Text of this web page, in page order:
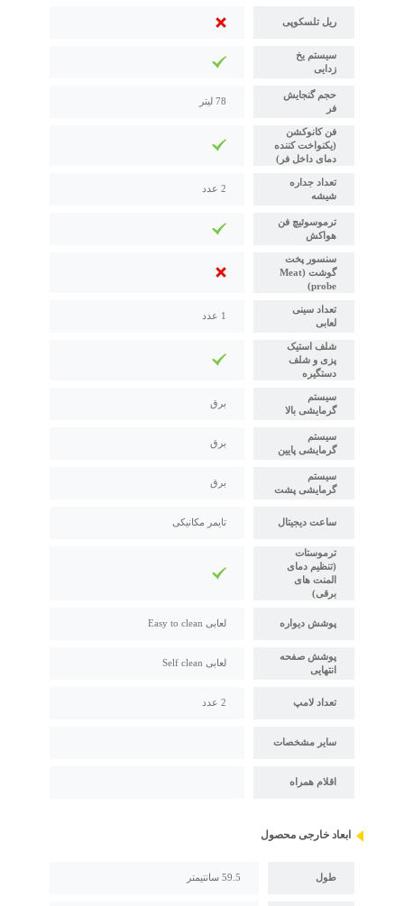
ریل تلسکوپی
سیستم یخ
زدایی
حجم گنجایش
فر
78 لیتر
فن کانوکشن
(یکنواخت کننده
دمای داخل فر)
تعداد جداره
شیشه
2 عدد
ترموسوئیچ فن
هواکش
سنسور پخت
گوشت (Meat
probe)
تعداد سینی
لعابی
1 عدد
شلف استیک
پزی و شلف
دستگیره
سیستم
گرمایشی بالا
برق
سیستم
گرمایشی پایین
برق
سیستم
گرمایشی پشت
برق
ساعت دیجیتال تایمر مکانیکی
ترموستات
(تنظیم دمای
المنت های
برقی)
پوشش دیواره لعابی Easy to clean
پوشش صفحه
انتهایی
لعابی Self clean
تعداد لامپ 2 عدد
سایر مشخصات
اقلام همراه
ابعاد خارجی محصول
طول 59.5 سانتیمتر